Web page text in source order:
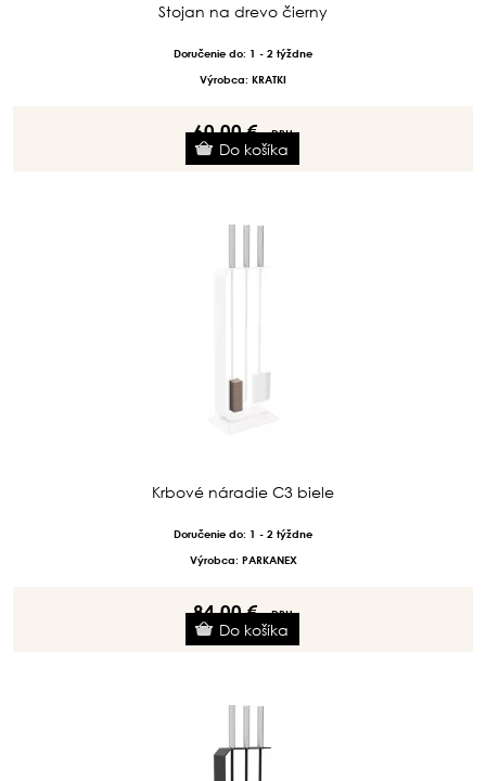
Stojan na drevo čierny
Doručenie do: 1 - 2 týždne
Výrobca: KRATKI
60.00 €s DPH
Krbové náradie C3 biele
Doručenie do: 1 - 2 týždne
Výrobca: PARKANEX
84.00 €s DPH